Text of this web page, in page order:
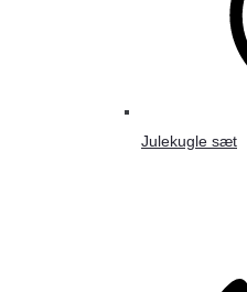
Julekugle sæt